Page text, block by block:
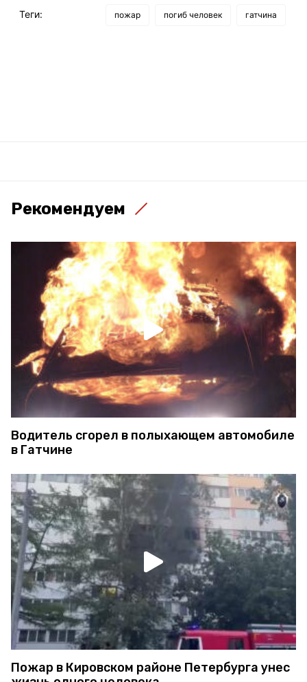
Теги: пожар погиб человек гатчина
Рекомендуем
Водитель сгорел в полыхающем автомобиле
в Гатчине
Пожар в Кировском районе Петербурга унес